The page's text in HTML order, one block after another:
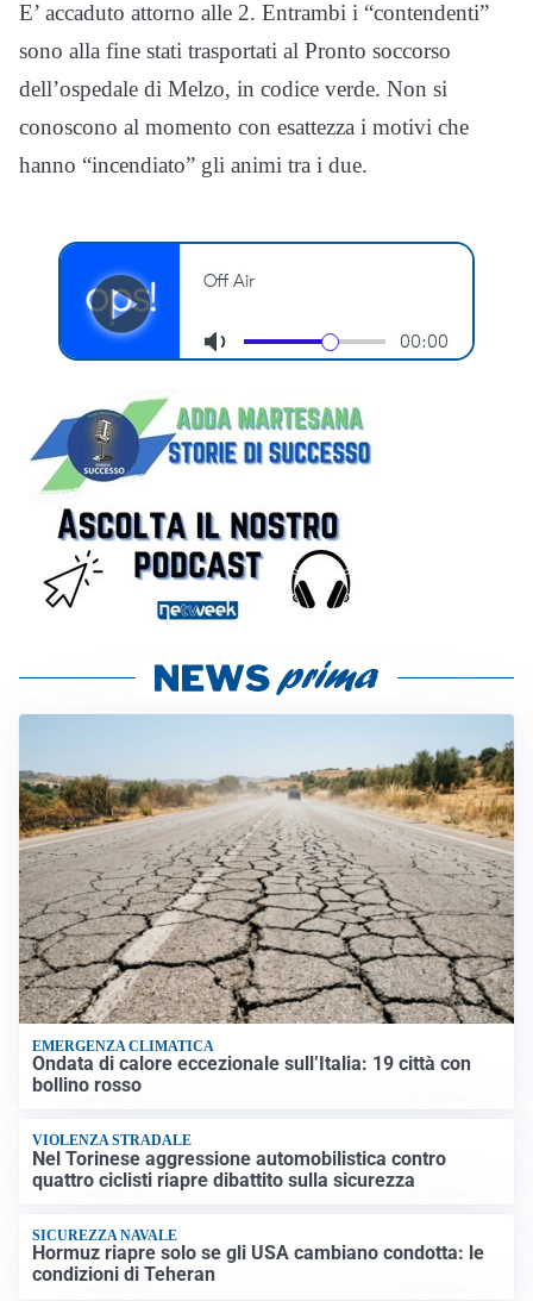
E’ accaduto attorno alle 2. Entrambi i “contendenti”
sono alla fine stati trasportati al Pronto soccorso
dell’ospedale di Melzo, in codice verde. Non si
conoscono al momento con esattezza i motivi che
hanno “incendiato” gli animi tra i due.
EMERGENZA CLIMATICA
Ondata di calore eccezionale sull’Italia: 19 città con
bollino rosso
VIOLENZA STRADALE
Nel Torinese aggressione automobilistica contro
quattro ciclisti riapre dibattito sulla sicurezza
SICUREZZA NAVALE
Hormuz riapre solo se gli USA cambiano condotta: le
condizioni di Teheran